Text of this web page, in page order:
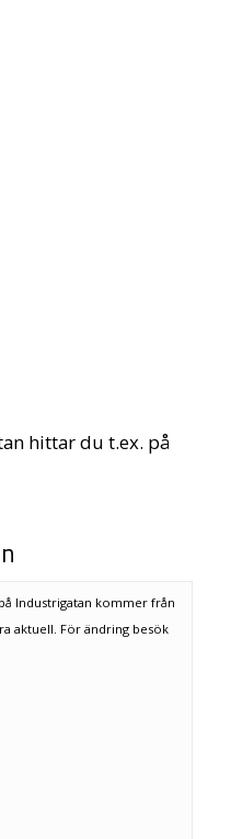
hittar du t.ex. på
Industrigatan kommer från
aktuell. För ändring besök